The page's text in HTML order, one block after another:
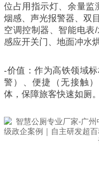
位占用指示灯、余量监
烟感、声光报警器、双
空调控制器、智能电表
感应开关门、地面冲水
-价值：作为高铁领域
警）、便捷（无接触
体，保障旅客快速如厕。